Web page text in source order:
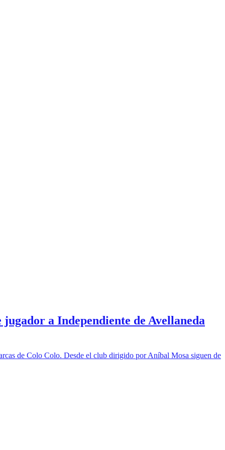
a Independiente de Avellaneda
de Colo Colo. Desde el club dirigido por Aníbal Mosa siguen de